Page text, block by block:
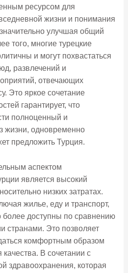
ресурсом для
жизни и понимания
улучшая общий
того, многие турецкие
и могут похвастаться
развлечений и
отвечающих
Это яркое сочетание
гарантирует, что
полноценный и
жизни, одновременно
предложить Турция.
аспектом
является высокий
низких затратах.
жилье, еду и транспорт,
более доступны по сравнению
странами. Это позволяет
комфортным образом
В сочетании с
здравоохранения, которая